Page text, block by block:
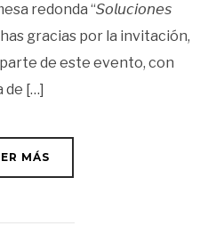
redonda “𝘚𝘰𝘭𝘶𝘤𝘪𝘰𝘯𝘦𝘴
gracias por la invitación,
de este evento, con
de […]
MÁS